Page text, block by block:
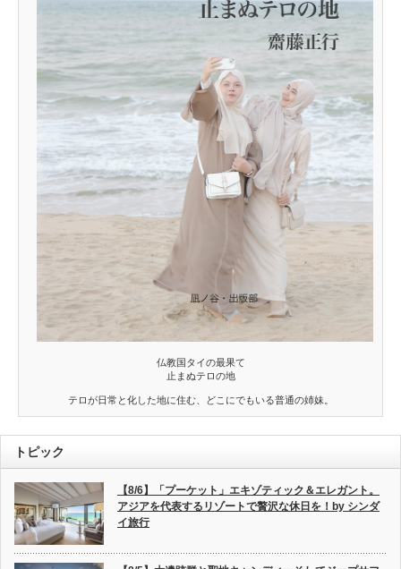
仏教国タイの最果て
止まぬテロの地
テロが日常と化した地に住む、どこにでもいる普通の姉妹。
トピック
【8/6】「プーケット」エキゾティック＆エレガント。
アジアを代表するリゾートで贅沢な休日を！by シンダ
イ旅行